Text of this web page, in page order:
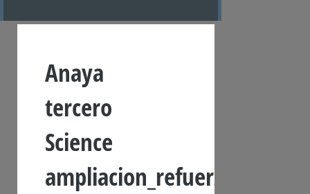
Anaya
tercero
Science
ampliacion_refuerzo